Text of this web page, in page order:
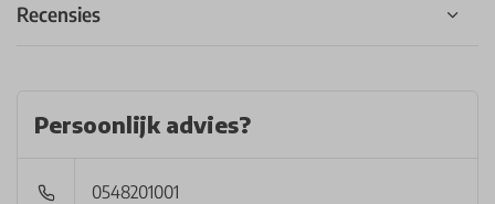
Recensies
Persoonlijk advies?
0548201001